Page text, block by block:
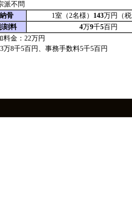
派不問
骨
1室（2名様） 143万円（税
刻料
4万9千5百円
料金：22万円
8千5百円、事務手数料5千5百円